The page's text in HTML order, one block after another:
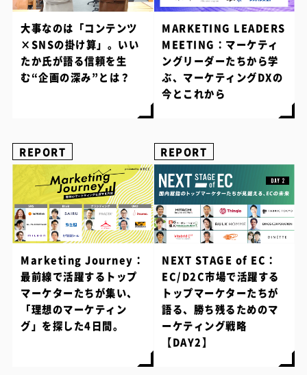
大事なのは「コンテンツ
×SNSの掛け算」。いい
たか氏が語る信頼を生
む“企画の深み”とは？
MARKETING LEADERS
MEETING：マーケティ
ングリーダーたちから学
ぶ、マーケティングDXの
今とこれから
REPORT
Marketing Journey：
最前線で活躍するトップ
マーケターたちが集い、
「理想のマーケティン
グ」を探した4日間。
REPORT
NEXT STAGE of EC：
EC/D2C市場で活躍する
トップマーケターたちが
語る、勝ち残るためのマ
ーケティング戦略
【DAY2】